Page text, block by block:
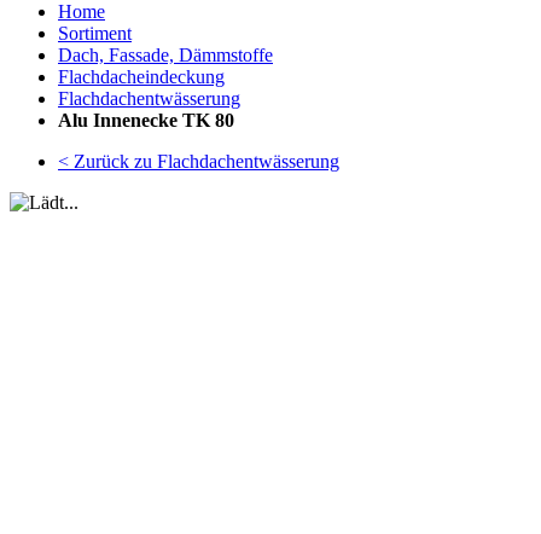
Home
Sortiment
Dach, Fassade, Dämmstoffe
Flachdacheindeckung
Flachdachentwässerung
Alu Innenecke TK 80
< Zurück zu Flachdachentwässerung